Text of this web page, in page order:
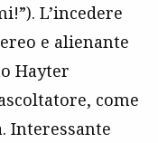
L’incedere
e alienante
Hayter
come
Interessante